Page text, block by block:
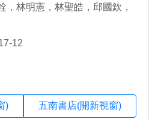
，林明憲，林聖皓，邱國欽，
園，陳志金，鄭世隆，傅彬
12
) 五南書店(開新視窗)